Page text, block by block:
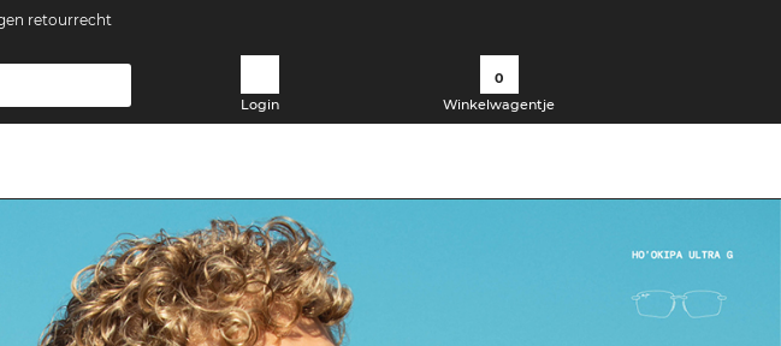
retourrecht
Login
0
Winkelwagentje